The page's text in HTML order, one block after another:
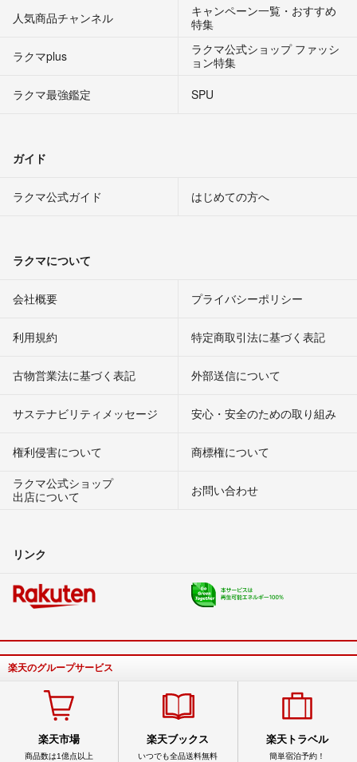
人気商品チャンネル
キャンペーン一覧・おすすめ
特集
ラクマplus
ラクマ公式ショップ ファッシ
ョン特集
ラクマ最強鑑定
SPU
ガイド
ラクマ公式ガイド はじめての方へ
ラクマについて
会社概要 プライバシーポリシー
利用規約 特定商取引法に基づく表記
古物営業法に基づく表記 外部送信について
サステナビリティメッセージ 安心・安全のための取り組み
権利侵害について
商標権について
ラクマ公式ショップ
出店について
お問い合わせ
リンク
楽天のグループサービス
楽天市場
商品数は1億点以上
楽天ブックス
いつでも全品送料無料
楽天トラベル
簡単宿泊予約！